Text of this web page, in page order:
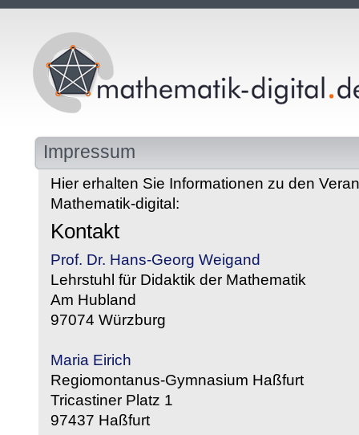
Impressum
Hier erhalten Sie Informationen zu den
Mathematik-digital:
Kontakt
Prof. Dr. Hans-Georg Weigand
Lehrstuhl für Didaktik der Mathematik
Am Hubland
97074 Würzburg
Maria Eirich
Regiomontanus-Gymnasium Haßfurt
Tricastiner Platz 1
97437 Haßfurt